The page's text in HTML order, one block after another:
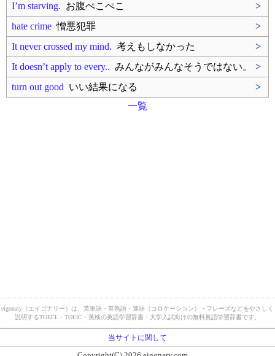
I’m starving. お腹ぺこぺこ
>
hate crime 憎悪犯罪
>
It never crossed my mind. 考えもしなかった
>
It doesn’t apply to every.. みんながみんなそうではない。
>
turn out good いい結果になる
>
一覧
eigonary（エイゴナリー）は、英単語・英熟語・連語（コロケーション）・フレーズなどをやさしく
説明するTOEFL・TOEIC・英検の英語学習辞書・大学入試向けの無料英語学習辞書です。
当サイトに関して